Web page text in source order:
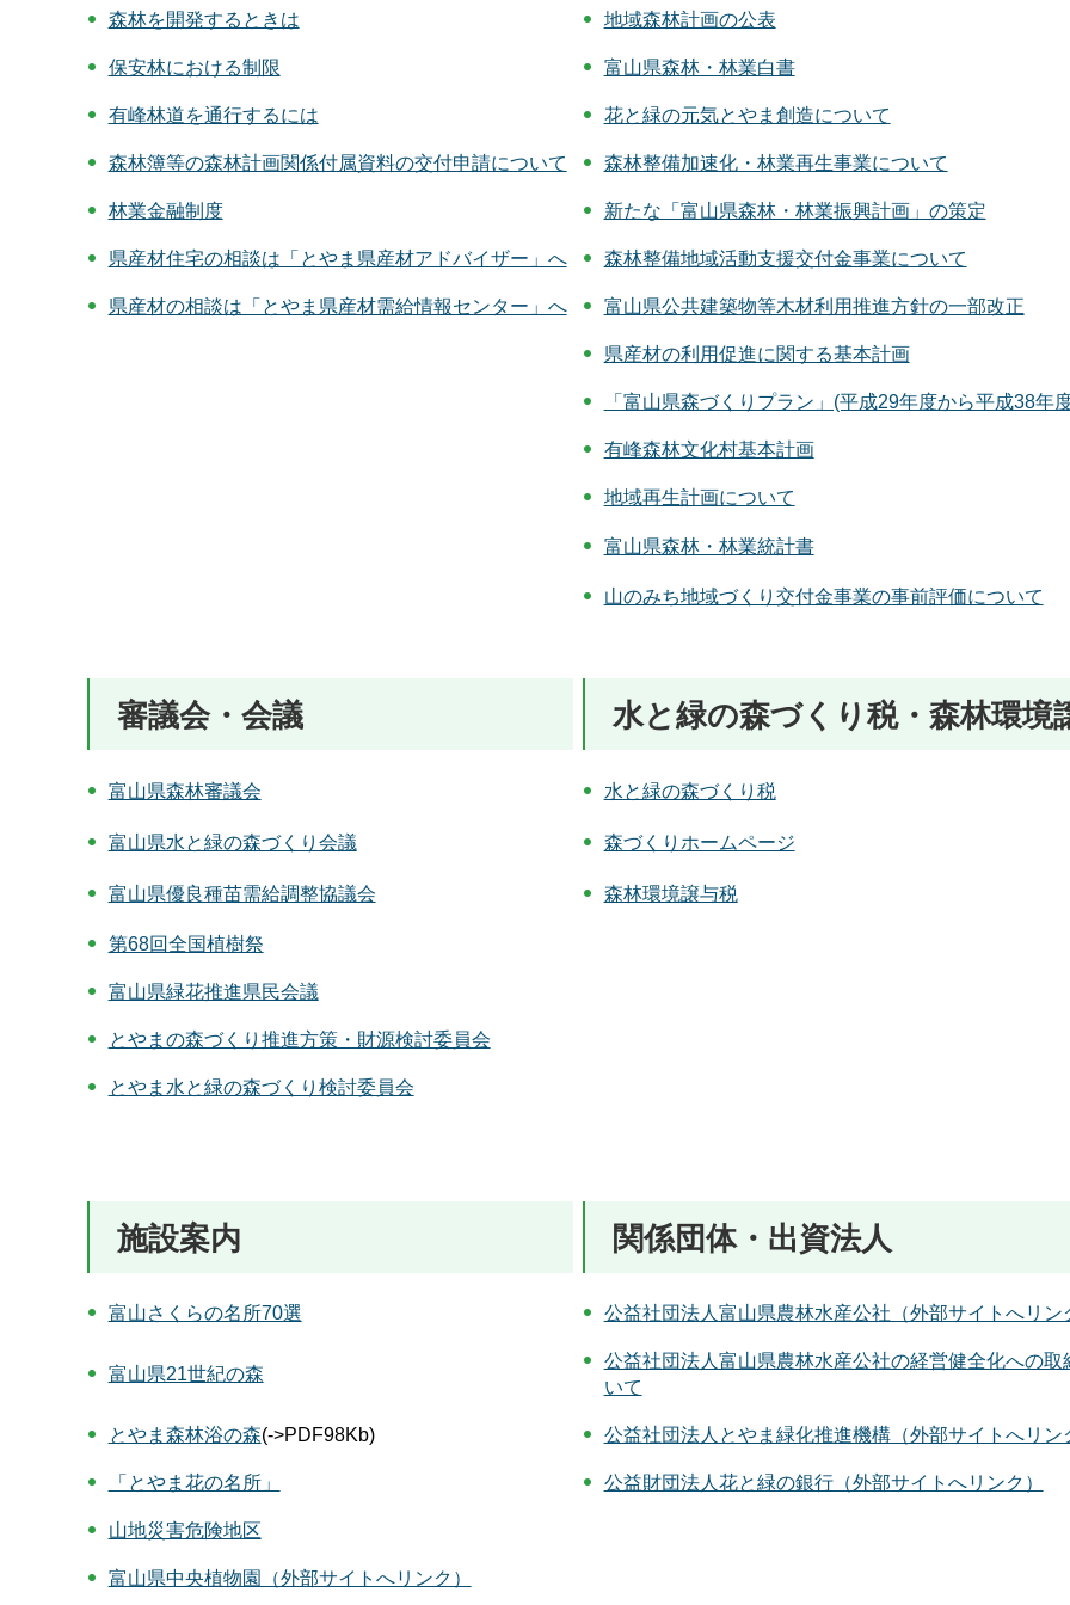
森林を開発するときは 地域森林計画の公表
保安林における制限 富山県森林・林業白書
有峰林道を通行するには 花と緑の元気とやま創造について
森林簿等の森林計画関係付属資料の交付申請について 森林整備加速化・林業再生事業について
林業金融制度 新たな「富山県森林・林業振興計画」の策定
県産材住宅の相談は「とやま県産材アドバイザー」へ 森林整備地域活動支援交付金事業について
県産材の相談は「とやま県産材需給情報センター」へ 富山県公共建築物等木材利用推進方針の一部改正
県産材の利用促進に関する基本計画
「富山県森づくりプラン」(平成29年度から平成38年
有峰森林文化村基本計画
地域再生計画について
富山県森林・林業統計書
山のみち地域づくり交付金事業の事前評価について
審議会・会議 水と緑の森づくり税・森林環境
富山県森林審議会 水と緑の森づくり税
富山県水と緑の森づくり会議 森づくりホームページ
富山県優良種苗需給調整協議会 森林環境譲与税
第68回全国植樹祭
富山県緑花推進県民会議
とやまの森づくり推進方策・財源検討委員会
とやま水と緑の森づくり検討委員会
施設案内 関係団体・出資法人
富山さくらの名所70選 公益社団法人富山県農林水産公社（外部サイトへリン
富山県21世紀の森
公益社団法人富山県農林水産公社の経営健全化への取
いて
とやま森林浴の森(->PDF98Kb) 公益社団法人とやま緑化推進機構（外部サイトへリン
「とやま花の名所」 公益財団法人花と緑の銀行（外部サイトへリンク）
山地災害危険地区
富山県中央植物園（外部サイトへリンク）